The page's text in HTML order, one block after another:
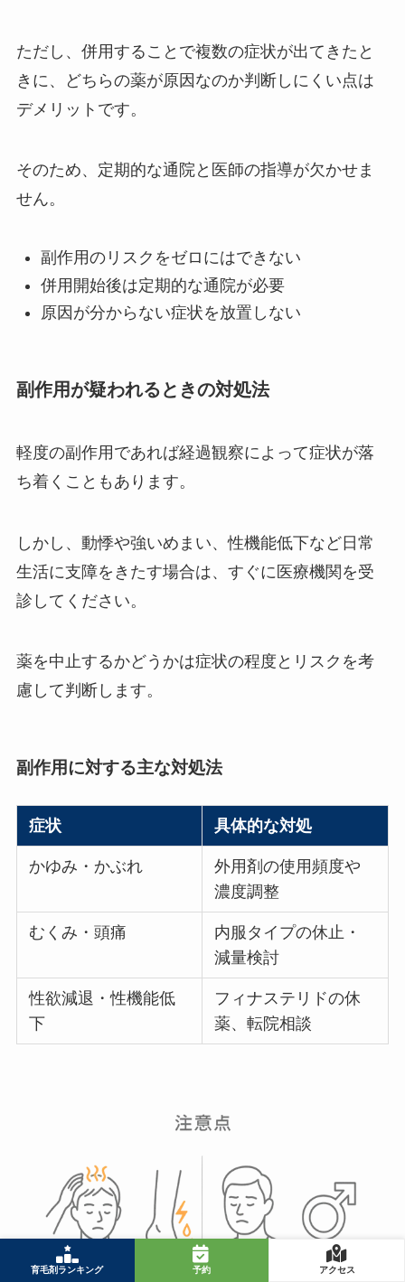
育毛剤ランキング 予約 アクセス
ただし、併用することで複数の症状が出てきたと
きに、どちらの薬が原因なのか判断しにくい点は
デメリットです。
そのため、定期的な通院と医師の指導が欠かせま
せん。
副作用のリスクをゼロにはできない
併用開始後は定期的な通院が必要
原因が分からない症状を放置しない
副作用が疑われるときの対処法
軽度の副作用であれば経過観察によって症状が落
ち着くこともあります。
しかし、動悸や強いめまい、性機能低下など日常
生活に支障をきたす場合は、すぐに医療機関を受
診してください。
薬を中止するかどうかは症状の程度とリスクを考
慮して判断します。
副作用に対する主な対処法
症状 具体的な対処
かゆみ・かぶれ
外用剤の使用頻度や
濃度調整
むくみ・頭痛
内服タイプの休止・
減量検討
性欲減退・性機能低
下
フィナステリドの休
薬、転院相談